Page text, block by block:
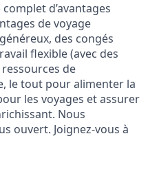
d’avantages
de voyage
des congés
flexible (avec des
de
le tout pour alimenter la
les voyages et assurer
Nous
ouvert. Joignez-vous à